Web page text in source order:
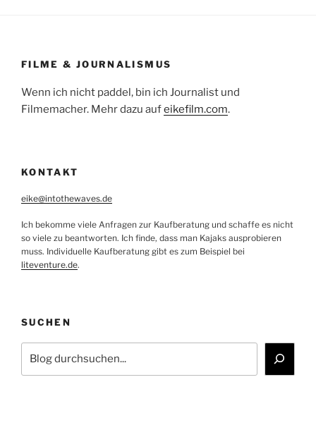
FILME & JOURNALISMUS
Wenn ich nicht paddel, bin ich Journalist und
Filmemacher. Mehr dazu aufeikefilm.com.
KONTAKT
eike@intothewaves.de
Ich bekomme viele Anfragen zur Kaufberatung und schaffe es nicht
so viele zu beantworten. Ich finde, dass man Kajaks ausprobieren
muss. Individuelle Kaufberatung gibt es zum Beispiel bei
liteventure.de.
SUCHEN